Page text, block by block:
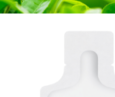
Aide pour
Boisson liquide Sachet